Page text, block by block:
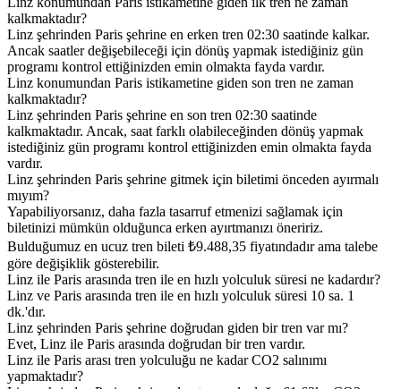
kalkmaktadır?
Linz şehrinden Paris şehrine en erken tren 02:30 saatinde kalkar.
Ancak saatler değişebileceği için dönüş yapmak istediğiniz gün
programı kontrol ettiğinizden emin olmakta fayda vardır.
Linz konumundan Paris istikametine giden son tren ne zaman
kalkmaktadır?
Linz şehrinden Paris şehrine en son tren 02:30 saatinde
kalkmaktadır. Ancak, saat farklı olabileceğinden dönüş yapmak
istediğiniz gün programı kontrol ettiğinizden emin olmakta fayda
vardır.
Linz şehrinden Paris şehrine gitmek için biletimi önceden ayırmalı
mıyım?
Yapabiliyorsanız, daha fazla tasarruf etmenizi sağlamak için
biletinizi mümkün olduğunca erken ayırtmanızı öneririz.
Bulduğumuz en ucuz tren bileti ₺9.488,35 fiyatındadır ama talebe
göre değişiklik gösterebilir.
Linz ile Paris arasında tren ile en hızlı yolculuk süresi ne kadardır?
Linz ve Paris arasında tren ile en hızlı yolculuk süresi 10 sa. 1
dk.'dır.
Linz şehrinden Paris şehrine doğrudan giden bir tren var mı?
Evet, Linz ile Paris arasında doğrudan bir tren vardır.
Linz ile Paris arası tren yolculuğu ne kadar CO2 salınımı
yapmaktadır?